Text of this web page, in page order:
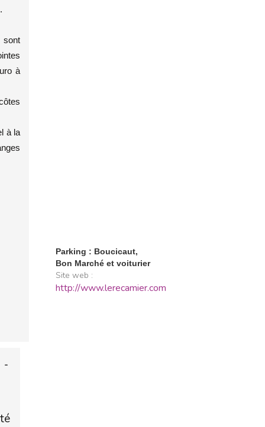
sont
à
à la
-
Parking : Boucicaut,
Bon Marché et voiturier
Site web :
http://www.lerecamier.com